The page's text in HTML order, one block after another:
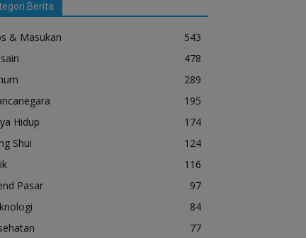
Berita
& Masukan
543
478
289
195
Hidup
174
Shui
124
116
Pasar
97
84
77